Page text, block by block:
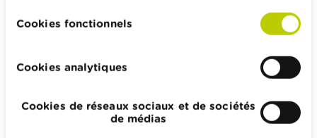
Cookies fonctionnels
Cookies analytiques
Cookies de réseaux sociaux et de sociétés
de médias
Wikifin.be veut vous aider dans vos décisions financières. Il
met gratuitement à votre disposition une information